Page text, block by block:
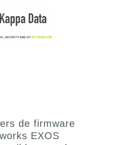
de firmware
EXOS